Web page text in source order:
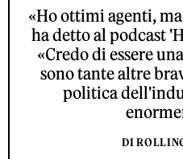
«Ho ottimi agenti,
ha detto al podcast
«Credo di essere
sono tante altre
politica
DI